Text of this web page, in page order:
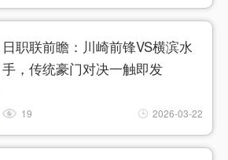
日职联前瞻：川崎前锋VS横滨水
手，传统豪门对决一触即发
19 2026-03-22